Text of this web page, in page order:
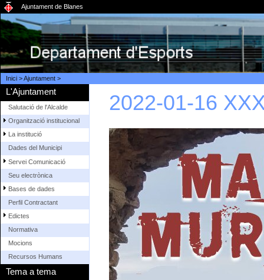
Ajuntament de Blanes
Inici>Ajuntament>
L'Ajuntament
Salutació de l'Alcalde
Organització institucional
La institució
Dades del Municipi
Servei Comunicació
Seu electrònica
Bases de dades
Perfil Contractant
Edictes
Normativa
Mocions
Recursos Humans
Tema a tema
2022-01-16